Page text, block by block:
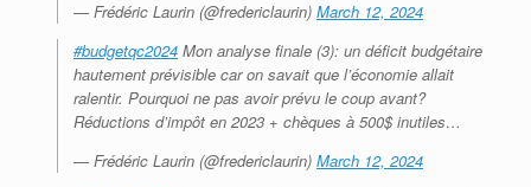
— Frédéric Laurin (@fredericlaurin) March 12, 2024
#budgetqc2024 Mon analyse finale (3): un déficit budgétaire
hautement prévisible car on savait que l’économie allait
ralentir. Pourquoi ne pas avoir prévu le coup avant?
Réductions d’impôt en 2023 + chèques à 500$ inutiles…
— Frédéric Laurin (@fredericlaurin) March 12, 2024